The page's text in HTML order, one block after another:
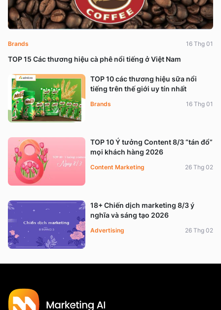
TOP 15 Các thương hiệu cà phê nổi tiếng ở Việt Nam
Brands 16 Thg 01
TOP 10 các thương hiệu sữa nổi
tiếng trên thế giới uy tín nhất
Brands 16 Thg 01
TOP 10 Ý tưởng Content 8/3 “tán đổ”
mọi khách hàng 2026
Content Marketing 26 Thg 02
18+ Chiến dịch marketing 8/3 ý
nghĩa và sáng tạo 2026
Advertising 26 Thg 02